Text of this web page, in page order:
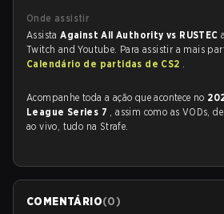
Onde assistir
AssistaAgainst All Authority vs RUSTEC
Twitch and Youtube. Para assistir a mais
Calendário de partidas de CS2 .
Acompanhe toda a ação que acontece no
League Series 7 , assim como as VODs,
ao vivo, tudo na Strafe.
COMENTÁRIO(0)